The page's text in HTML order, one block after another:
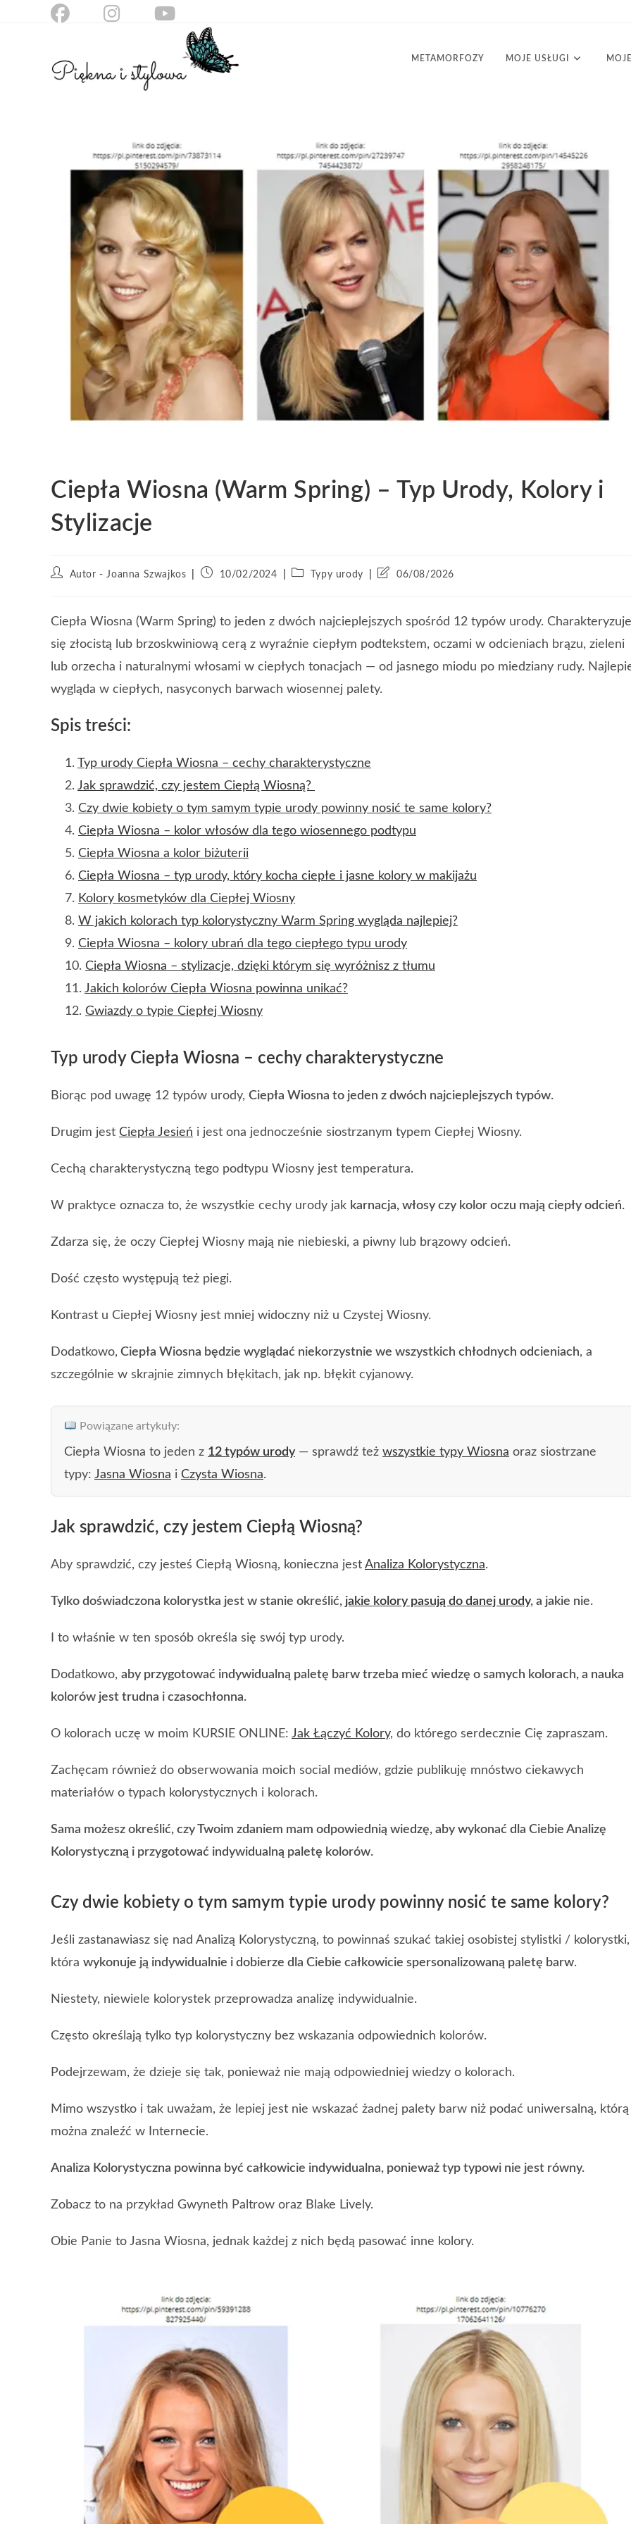
METAMORFOZY MOJE USŁUGI
Ciepła Wiosna (Warm Spring) – Typ Urody, Kolory i
Stylizacje
Autor - Joanna Szwajkos 10/02/2024 Typy urody 06/08/2026
Ciepła Wiosna (Warm Spring) to jeden z dwóch najcieplejszych spośród 12 typów urody. Charakteryzuje
się złocistą lub brzoskwiniową cerą z wyraźnie ciepłym podtekstem, oczami w odcieniach brązu, zieleni
lub orzecha i naturalnymi włosami w ciepłych tonacjach — od jasnego miodu po miedziany rudy.
wygląda w ciepłych, nasyconych barwach wiosennej palety.
Spis treści:
Typ urody Ciepła Wiosna – cechy charakterystyczne
Jak sprawdzić, czy jestem Ciepłą Wiosną?
Czy dwie kobiety o tym samym typie urody powinny nosić te same kolory?
Ciepła Wiosna – kolor włosów dla tego wiosennego podtypu
Ciepła Wiosna a kolor biżuterii
Ciepła Wiosna – typ urody, który kocha ciepłe i jasne kolory w makijażu
Kolory kosmetyków dla Ciepłej Wiosny
W jakich kolorach typ kolorystyczny Warm Spring wygląda najlepiej?
Ciepła Wiosna – kolory ubrań dla tego ciepłego typu urody
Ciepła Wiosna – stylizacje, dzięki którym się wyróżnisz z tłumu
Jakich kolorów Ciepła Wiosna powinna unikać?
Gwiazdy o typie Ciepłej Wiosny
Typ urody Ciepła Wiosna – cechy charakterystyczne
Biorąc pod uwagę 12 typów urody, Ciepła Wiosna to jeden z dwóch najcieplejszych typów.
Drugim jest Ciepła Jesień i jest ona jednocześnie siostrzanym typem Ciepłej Wiosny.
Cechą charakterystyczną tego podtypu Wiosny jest temperatura.
W praktyce oznacza to, że wszystkie cechy urody jak karnacja, włosy czy kolor oczu mają ciepły odcień.
Zdarza się, że oczy Ciepłej Wiosny mają nie niebieski, a piwny lub brązowy odcień.
Dość często występują też piegi.
Kontrast u Ciepłej Wiosny jest mniej widoczny niż u Czystej Wiosny.
Dodatkowo, Ciepła Wiosna będzie wyglądać niekorzystnie we wszystkich chłodnych odcieniach, a
szczególnie w skrajnie zimnych błękitach, jak np. błękit cyjanowy.
Powiązane artykuły:
Ciepła Wiosna to jeden z 12 typów urody— sprawdź też wszystkie typy Wiosna oraz siostrzane
typy: Jasna Wiosna i Czysta Wiosna.
Jak sprawdzić, czy jestem Ciepłą Wiosną?
Aby sprawdzić, czy jesteś Ciepłą Wiosną, konieczna jest Analiza Kolorystyczna.
Tylko doświadczona kolorystka jest w stanie określić, jakie kolory pasują do danej urody, a jakie nie.
I to właśnie w ten sposób określa się swój typ urody.
Dodatkowo, aby przygotować indywidualną paletę barw trzeba mieć wiedzę o samych kolorach, a nauka
kolorów jest trudna i czasochłonna.
O kolorach uczę w moim KURSIE ONLINE: Jak Łączyć Kolory, do którego serdecznie Cię zapraszam.
Zachęcam również do obserwowania moich social mediów, gdzie publikuję mnóstwo ciekawych
materiałów o typach kolorystycznych i kolorach.
Sama możesz określić, czy Twoim zdaniem mam odpowiednią wiedzę, aby wykonać dla Ciebie Analizę
Kolorystyczną i przygotować indywidualną paletę kolorów.
Czy dwie kobiety o tym samym typie urody powinny nosić te same kolory?
Jeśli zastanawiasz się nad Analizą Kolorystyczną, to powinnaś szukać takiej osobistej stylistki / kolorystki,
która wykonuje ją indywidualnie i dobierze dla Ciebie całkowicie spersonalizowaną paletę barw.
Niestety, niewiele kolorystek przeprowadza analizę indywidualnie.
Często określają tylko typ kolorystyczny bez wskazania odpowiednich kolorów.
Podejrzewam, że dzieje się tak, ponieważ nie mają odpowiedniej wiedzy o kolorach.
Mimo wszystko i tak uważam, że lepiej jest nie wskazać żadnej palety barw niż podać uniwersalną, którą
można znaleźć w Internecie.
Analiza Kolorystyczna powinna być całkowicie indywidualna, ponieważ typ typowi nie jest równy.
Zobacz to na przykład Gwyneth Paltrow oraz Blake Lively.
Obie Panie to Jasna Wiosna, jednak każdej z nich będą pasować inne kolory.